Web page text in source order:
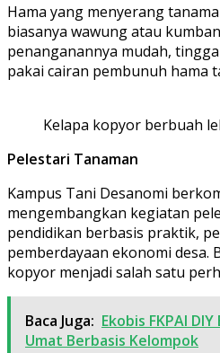
Hama yang menyerang
biasanya wawung atau
penanganannya mudah,
pakai cairan pembunuh hama
Kelapa kopyor berbuah
Pelestari Tanaman
Kampus Tani Desanomi
mengembangkan kegiatan
pendidikan berbasis praktik,
pemberdayaan ekonomi desa.
kopyor menjadi salah satu
Baca Juga: Ekobis FKPAI
Umat Berbasis Kelompok